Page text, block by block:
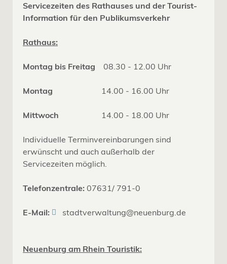
Servicezeiten des Rathauses und der Tourist-
Information für den Publikumsverkehr
Rathaus:
Montag bis Freitag 08.30 - 12.00 Uhr
Montag 14.00 - 16.00 Uhr
Mittwoch 14.00 - 18.00 Uhr
Individuelle Terminvereinbarungen sind
erwünscht und auch außerhalb der
Servicezeiten möglich.
Telefonzentrale: 07631/ 791-0
E-Mail: stadtverwaltung@neuenburg.de
Neuenburg am Rhein Touristik: